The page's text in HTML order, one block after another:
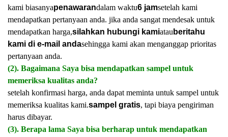
kami biasanyapenawarandalam waktu6 jamsetelah kami
mendapatkan pertanyaan anda. jika anda sangat mendesak untuk
mendapatkan harga,silahkan hubungi kamiatau beritahu
kami di e-mail andasehingga kami akan menganggap prioritas
pertanyaan anda.
(2). Bagaimana Saya bisa mendapatkan sampel untuk
memeriksa kualitas anda?
setelah konfirmasi harga, anda dapat meminta untuk sampel untuk
memeriksa kualitas kami.sampel gratis, tapi biaya pengiriman
harus dibayar.
(3). Berapa lama Saya bisa berharap untuk mendapatkan